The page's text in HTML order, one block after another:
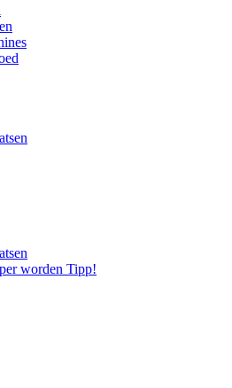
worden Tipp!